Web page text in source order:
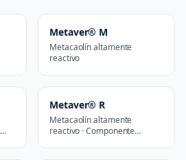
Metaver® M
Metacaolín altamente
reactivo
Metaver® R
Metacaolín altamente
reactivo · Componente